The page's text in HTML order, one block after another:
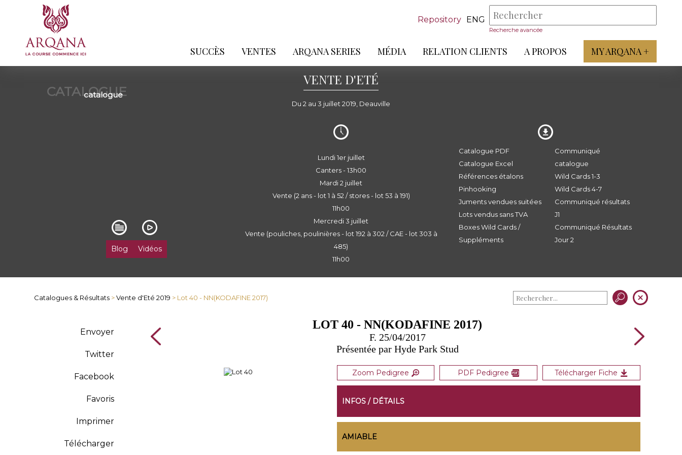
Repository ENG
Recherche avancée
SUCCÈS VENTES ARQANA SERIES MÉDIA RELATION CLIENTS A PROPOS MY ARQANA +
CATALOGUE
catalogue
VENTE D'ETÉ
Du 2 au 3 juillet 2019, Deauville
Blog Vidéos
Lundi 1er juillet
Canters - 13h00
Mardi 2 juillet
Vente (2 ans - lot 1 à 52 / stores - lot 53 à 191)
11h00
Mercredi 3 juillet
Vente (pouliches, poulinières - lot 192 à 302 / CAE - lot 303 à
485)
11h00
Catalogue PDF
Catalogue Excel
Références étalons
Pinhooking
Juments vendues suitées
Lots vendus sans TVA
Boxes Wild Cards /
Suppléments
Communiqué
catalogue
Wild Cards 1-3
Wild Cards 4-7
Communiqué résultats
J1
Communiqué Résultats
Jour 2
Catalogues & Résultats >Vente d'Eté 2019 > Lot 40 - NN(KODAFINE 2017)
Envoyer
Twitter
Facebook
Favoris
Imprimer
Télécharger
LOT 40 - NN(KODAFINE 2017)
F. 25/04/2017
Présentée par Hyde Park Stud
Zoom Pedigree PDF Pedigree Télécharger Fiche
INFOS / DÉTAILS
AMIABLE